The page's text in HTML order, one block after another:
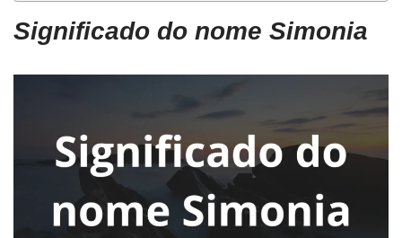
Significado do nome Simonia